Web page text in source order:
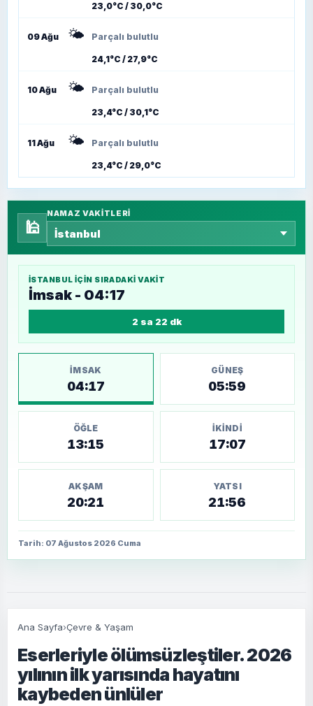
23,0°C / 30,0°C
09 Ağu 🌤️ Parçalı bulutlu
24,1°C / 27,9°C
10 Ağu 🌤️ Parçalı bulutlu
23,4°C / 30,1°C
11 Ağu 🌤️ Parçalı bulutlu
23,4°C / 29,0°C
🕌
NAMAZ VAKITLERI
İSTANBUL IÇIN SIRADAKI VAKIT
İmsak - 04:17
2 sa 22 dk
İMSAK
04:17
GÜNEŞ
05:59
ÖĞLE
13:15
İKINDI
17:07
AKŞAM
20:21
YATSI
21:56
Tarih: 07 Ağustos 2026 Cuma
Ana Sayfa›Çevre & Yaşam
Eserleriyle ölümsüzleştiler. 2026
yılının ilk yarısında hayatını
kaybeden ünlüler